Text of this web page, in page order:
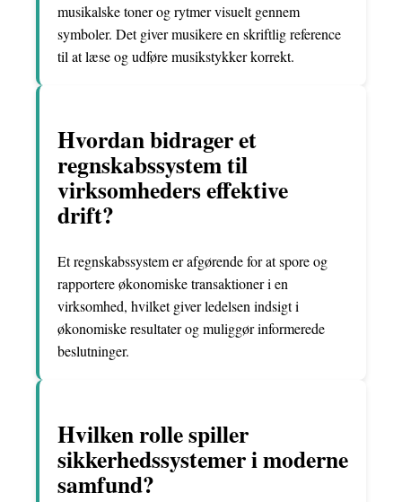
musikalske toner og rytmer visuelt gennem
symboler. Det giver musikere en skriftlig reference
til at læse og udføre musikstykker korrekt.
Hvordan bidrager et
regnskabssystem til
virksomheders effektive
drift?
Et regnskabssystem er afgørende for at spore og
rapportere økonomiske transaktioner i en
virksomhed, hvilket giver ledelsen indsigt i
økonomiske resultater og muliggør informerede
beslutninger.
Hvilken rolle spiller
sikkerhedssystemer i moderne
samfund?